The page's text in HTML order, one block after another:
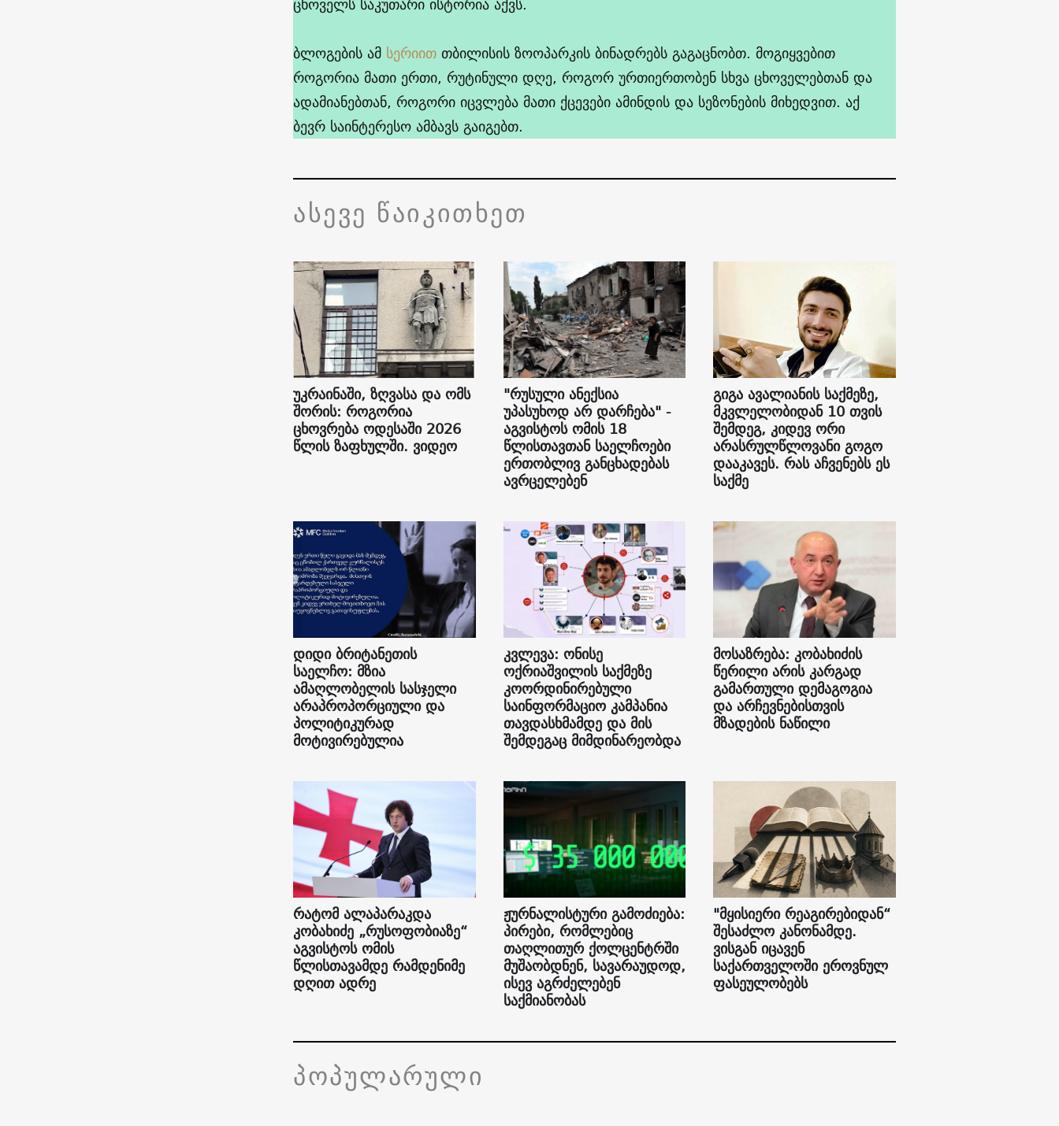
ბლოგების ამ სერიითთბილისის ზოოპარკის ბინადრებს გაგაცნობთ. მოგიყვებით
როგორია მათი ერთი, რუტინული დღე, როგორ ურთიერთობენ სხვა ცხოველებთან და
ადამიანებთან, როგორი იცვლება მათი ქცევები ამინდის და სეზონების მიხედვით. აქ
ბევრ საინტერესო ამბავს გაიგებთ.
ასევე წაიკითხეთ
უკრაინაში, ზღვასა და ომს
შორის: როგორია
ცხოვრება ოდესაში 2026
წლის ზაფხულში. ვიდეო
"რუსული ანექსია
უპასუხოდ არ დარჩება" -
აგვისტოს ომის 18
წლისთავთან საელჩოები
ერთობლივ განცხადებას
ავრცელებენ
გიგა ავალიანის საქმეზე,
მკვლელობიდან 10 თვის
შემდეგ, კიდევ ორი
არასრულწლოვანი გოგო
დააკავეს. რას აჩვენებს ეს
საქმე
დიდი ბრიტანეთის
საელჩო: მზია
ამაღლობელის სასჯელი
არაპროპორციული და
პოლიტიკურად
მოტივირებულია
კვლევა: ონისე
ოქრიაშვილის საქმეზე
კოორდინირებული
საინფორმაციო კამპანია
თავდასხმამდე და მის
შემდეგაც მიმდინარეობდა
მოსაზრება: კობახიძის
წერილი არის კარგად
გამართული დემაგოგია
და არჩევნებისთვის
მზადების ნაწილი
რატომ ალაპარაკდა
კობახიძე „რუსოფობიაზე“
აგვისტოს ომის
წლისთავამდე რამდენიმე
დღით ადრე
ჟურნალისტური გამოძიება:
პირები, რომლებიც
თაღლითურ ქოლცენტრში
მუშაობდნენ, სავარაუდოდ,
ისევ აგრძელებენ
საქმიანობას
"მყისიერი რეაგირებიდან“
შესაძლო კანონამდე.
ვისგან იცავენ
საქართველოში ეროვნულ
ფასეულობებს
პოპულარული